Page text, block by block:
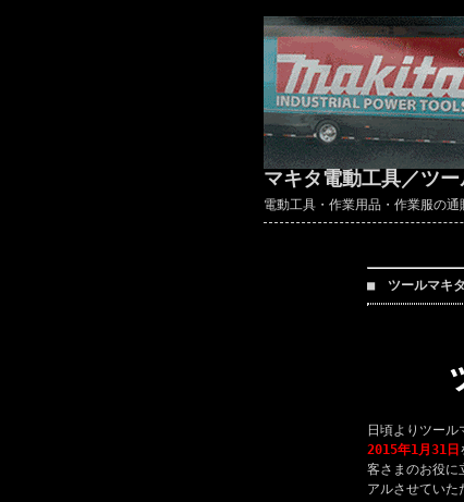
マキタ電動工具／ツ
電動工具・作業用品・作業服の
■ ツールマキ
日頃よりツール
2015年1月31日
客さまのお役に
アルさせていた